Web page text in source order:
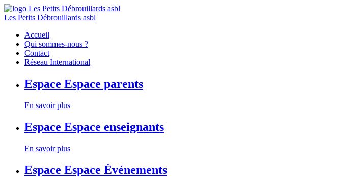
Les Petits Débrouillards asbl
Accueil
Qui sommes-nous ?
Contact
Réseau International
Espace Espace parents
En savoir plus
Espace Espace enseignants
En savoir plus
Espace Espace Événements